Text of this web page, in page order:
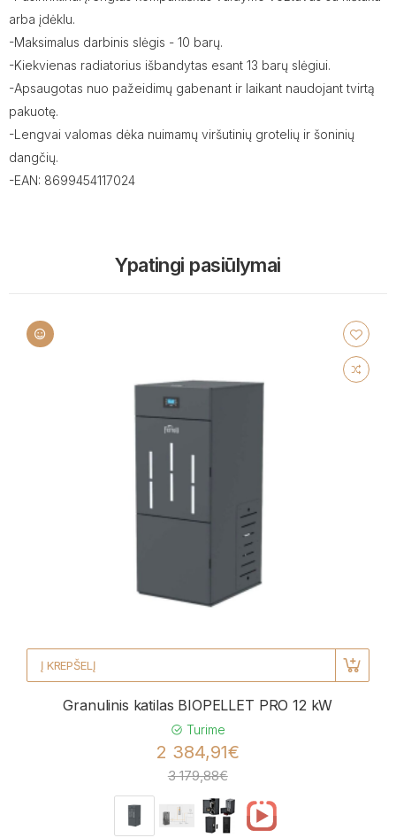
arba įdėklu.
-Maksimalus darbinis slėgis - 10 barų.
-Kiekvienas radiatorius išbandytas esant 13 barų slėgiui.
-Apsaugotas nuo pažeidimų gabenant ir laikant naudojant tvirtą
pakuotę.
-Lengvai valomas dėka nuimamų viršutinių grotelių ir šoninių
dangčių.
-EAN: 8699454117024
Ypatingi pasiūlymai
Į KREPŠELĮ
Granulinis katilas BIOPELLET PRO 12 kW
Turime
2 384,91€
3 179,88€